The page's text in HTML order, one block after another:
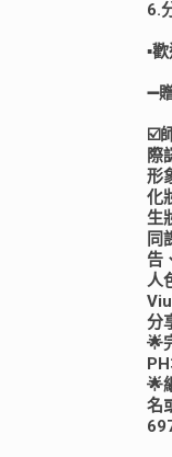
6.
▪️
➖
☑️
際
形
化
生
同
告
人
分
🌟
🌟
名